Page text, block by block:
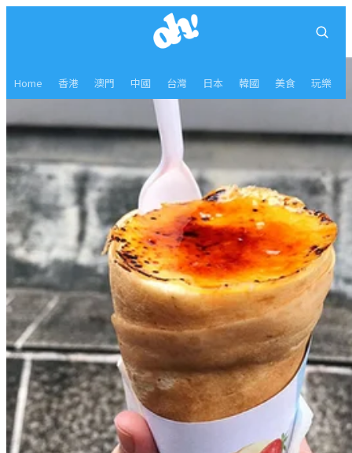
Home 香港 澳門 中國 台灣 日本 韓國 美食 玩樂